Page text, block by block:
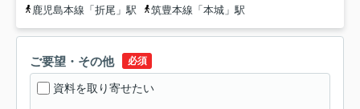
鹿児島本線「折尾」駅
筑豊本線「本城」駅
ご要望・その他 必須
資料を取り寄せたい